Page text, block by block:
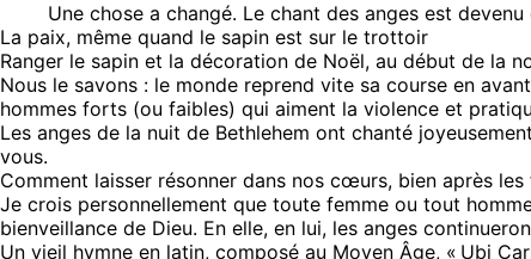
Une chose a changé. Le chant des anges est
La paix, même quand le sapin est sur le trottoir
Ranger le sapin et la décoration de Noël, au début de la
Nous le savons : le monde reprend vite sa course en
hommes forts (ou faibles) qui aiment la violence et
Les anges de la nuit de Bethlehem ont chanté
vous.
Comment laisser résonner dans nos cœurs, bien après
Je crois personnellement que toute femme ou tout
bienveillance de Dieu. En elle, en lui, les anges
Un vieil hymne en latin, composé au Moyen Âge, « Ubi